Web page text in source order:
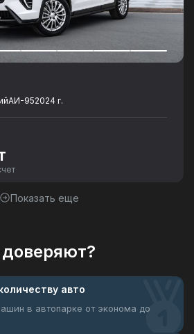
АИ-952024 г.
Показать еще
авто
в автопарке от эконома до